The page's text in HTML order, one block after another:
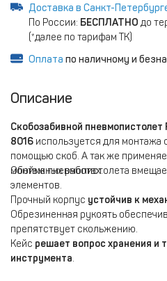
Доставка в Санкт-
По России: БЕСПЛАТНО до
(*далее по тарифам ТК)
Оплата по наличному и
Описание
Скобозабивной пневмопистолет
8016 используется для монтажа
помощью скоб. А так же
монтажных работах.
Обойма пневмопистолета
элементов.
Прочный корпус устойчив к
Обрезиненная рукоять
препятствует скольжению.
Кейс решает вопрос хранения и
инструмента.